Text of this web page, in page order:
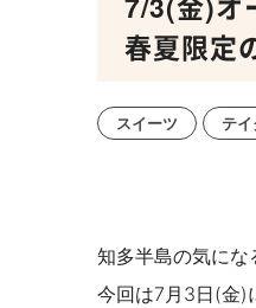
春夏限定
スイーツ テイ
知多半島の気にな
今回は7月3日(金)